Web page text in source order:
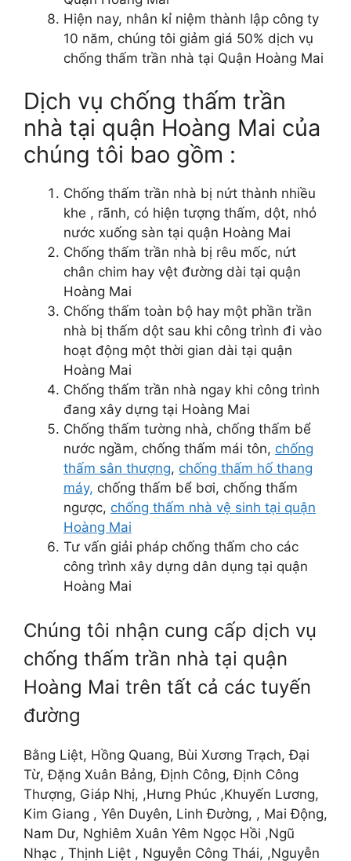
Hiện nay, nhân kỉ niệm thành lập công ty
10 năm, chúng tôi giảm giá 50% dịch vụ
chống thấm trần nhà tại Quận Hoàng Mai
Dịch vụ chống thấm trần
nhà tại quận Hoàng Mai của
chúng tôi bao gồm :
Chống thấm trần nhà bị nứt thành nhiều
khe , rãnh, có hiện tượng thấm, dột, nhỏ
nước xuống sàn tại quận Hoàng Mai
Chống thấm trần nhà bị rêu mốc, nứt
chân chim hay vệt đường dài tại quận
Hoàng Mai
Chống thấm toàn bộ hay một phần trần
nhà bị thấm dột sau khi công trình đi vào
hoạt động một thời gian dài tại quận
Hoàng Mai
Chống thấm trần nhà ngay khi công trình
đang xây dựng tại Hoàng Mai
Chống thấm tường nhà, chống thấm bể
nước ngầm, chống thấm mái tôn, chống
thấm sân thượng, chống thấm hố thang
máy, chống thấm bể bơi, chống thấm
ngược, chống thấm nhà vệ sinh tại quận
Hoàng Mai
Tư vấn giải pháp chống thấm cho các
công trình xây dựng dân dụng tại quận
Hoàng Mai
Chúng tôi nhận cung cấp dịch vụ
chống thấm trần nhà tại quận
Hoàng Mai trên tất cả các tuyến
đường
Bằng Liệt, Hồng Quang, Bùi Xương Trạch, Đại
Từ, Đặng Xuân Bảng, Định Công, Định Công
Thượng, Giáp Nhị, ,Hưng Phúc ,Khuyến Lương,
Kim Giang , Yên Duyên, Linh Đường, , Mai Động,
Nam Dư, Nghiêm Xuân Yêm Ngọc Hồi ,Ngũ
Nhạc , Thịnh Liệt , Nguyễn Công Thái, ,Nguyễn